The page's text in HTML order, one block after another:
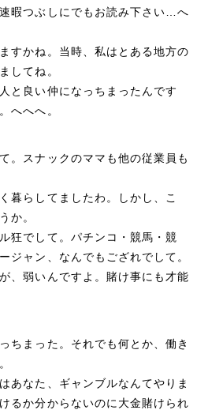
暇つぶしにでもお読み下さい…へ
すかね。当時、私はとある地方の
してね。
と良い仲になっちまったんです
へへへ。
。スナックのママも他の従業員も
暮らしてましたわ。しかし、こ
か。
狂でして。パチンコ・競馬・競
ジャン、なんでもござれでして。
、弱いんですよ。賭け事にも才能
ちまった。それでも何とか、働き
あなた、ギャンブルなんてやりま
るか分からないのに大金賭けられ